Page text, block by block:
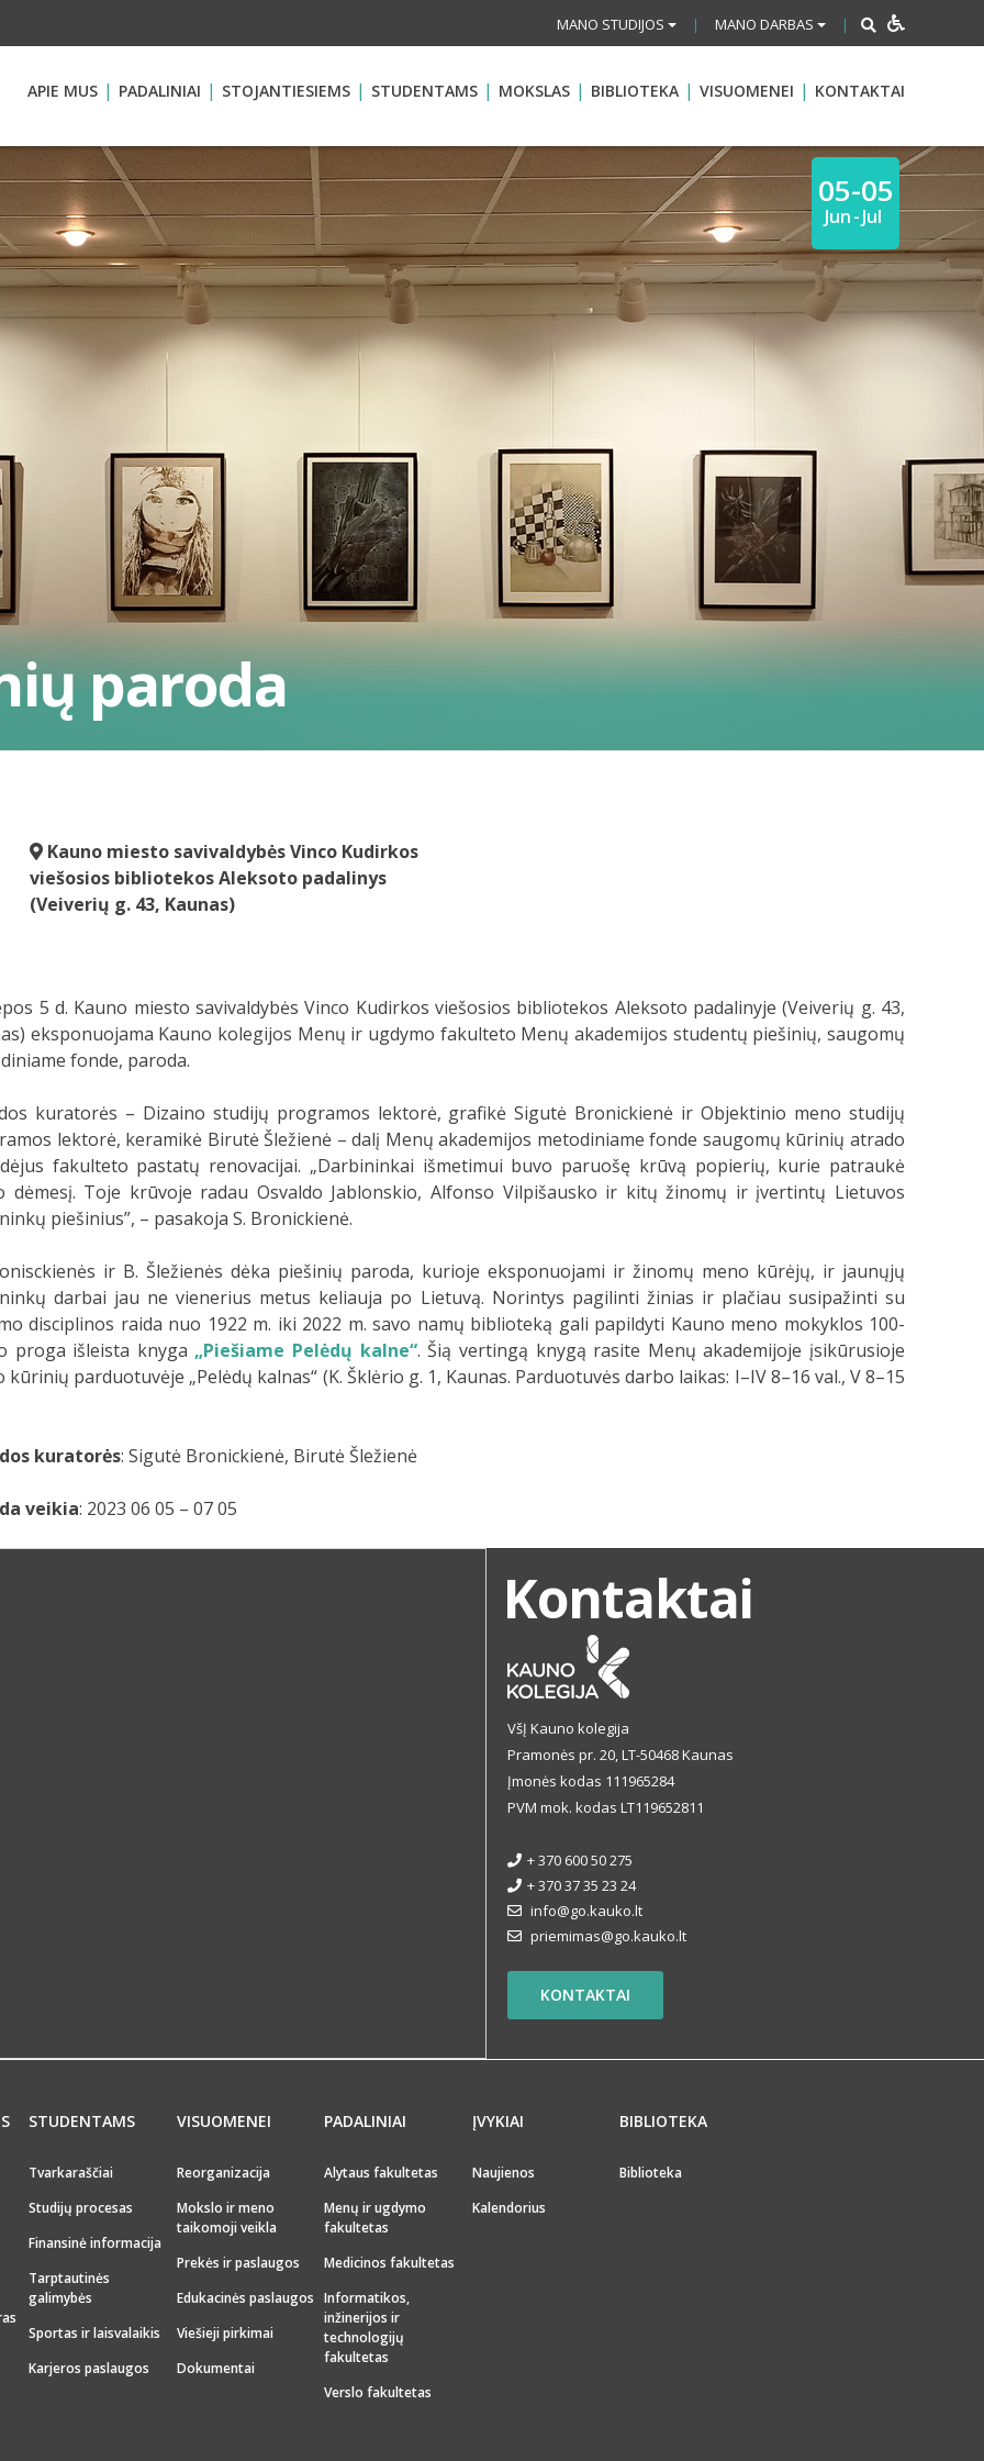
MANO STUDIJOS | MANO DARBAS |
APIE MUS PADALINIAI STOJANTIESIEMS STUDENTAMS MOKSLAS BIBLIOTEKA VISUOMENEI KONTAKTAI
05-05
Jun-Jul
paroda
Kauno miesto savivaldybės Vinco Kudirkos
viešosios bibliotekos Aleksoto padalinys
(Veiverių g. 43, Kaunas)
5 d. Kauno miesto savivaldybės Vinco Kudirkos viešosios bibliotekos Aleksoto padalinyje (Veiverių g. 43,
eksponuojama Kauno kolegijos Menų ir ugdymo fakulteto Menų akademijos studentų piešinių, saugomų
fonde, paroda.
kuratorės – Dizaino studijų programos lektorė, grafikė Sigutė Bronickienė ir Objektinio meno studijų
lektorė, keramikė Birutė Šležienė – dalį Menų akademijos metodiniame fonde saugomų kūrinių atrado
fakulteto pastatų renovacijai. „Darbininkai išmetimui buvo paruošę krūvą popierių, kurie patraukė
dėmesį. Toje krūvoje radau Osvaldo Jablonskio, Alfonso Vilpišausko ir kitų žinomų ir įvertintų Lietuvos
piešinius”, – pasakoja S. Bronickienė.
ir B. Šležienės dėka piešinių paroda, kurioje eksponuojami ir žinomų meno kūrėjų, ir jaunųjų
darbai jau ne vienerius metus keliauja po Lietuvą. Norintys pagilinti žinias ir plačiau susipažinti su
disciplinos raida nuo 1922 m. iki 2022 m. savo namų biblioteką gali papildyti Kauno meno mokyklos 100-
proga išleista knyga „Piešiame Pelėdų kalne“. Šią vertingą knygą rasite Menų akademijoje įsikūrusioje
kūrinių parduotuvėje „Pelėdų kalnas“ (K. Šklėrio g. 1, Kaunas. Parduotuvės darbo laikas: I–IV 8–16 val., V 8–15
kuratorės: Sigutė Bronickienė, Birutė Šležienė
veikia: 2023 06 05 – 07 05
Kontaktai
VšĮ Kauno kolegija
Pramonės pr. 20, LT-50468 Kaunas
Įmonės kodas 111965284
PVM mok. kodas LT119652811
+ 370 600 50 275
+ 370 37 35 23 24
info@go.kauko.lt
priemimas@go.kauko.lt
KONTAKTAI
STUDENTAMS
Tvarkaraščiai
Studijų procesas
Finansinė informacija
Tarptautinės
galimybės
Sportas ir laisvalaikis
Karjeros paslaugos
VISUOMENEI
Reorganizacija
Mokslo ir meno
taikomoji veikla
Prekės ir paslaugos
Edukacinės paslaugos
Viešieji pirkimai
Dokumentai
PADALINIAI
Alytaus fakultetas
Menų ir ugdymo
fakultetas
Medicinos fakultetas
Informatikos,
inžinerijos ir
technologijų
fakultetas
Verslo fakultetas
ĮVYKIAI
Naujienos
Kalendorius
BIBLIOTEKA
Biblioteka